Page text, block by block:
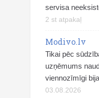
servisa
2 st atpakaļ
Modivo.lv
Tikai pēc
uzņēmums
viennozīmīgi
03.08.2026